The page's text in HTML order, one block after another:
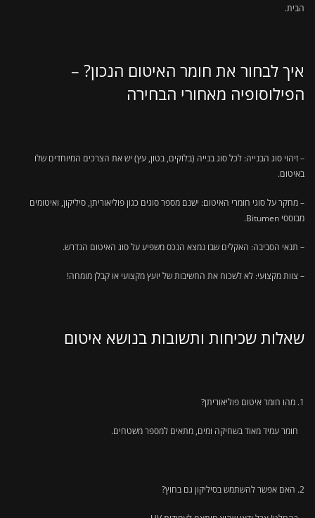
הבית.
איך לבחור את חומר האיטום הנכון? –
הפילוסופיה מאחורי הבחירה
– זיהוי סוג הבנייה: לכל סוג בנייה (בלוקים, בטון, עץ) יש את הצרכים המיוחדים שלו
באיטום.
– מחקר על סוגי חומרי האיטום: ישנם מספר סוגים כגון פוליאוריתן, סיליקון, ואיטומים
מבוססי Bitumen.
– תנאי הסביבה: האקלים שבו נמצא הנכס משפיע על סוג האיטום הנדרש.
– צוות מקצועי: לא לשכוח את החשיבות של יועץ מקצועי או קבלן מומחה!
שאלות שכיחות ותשובות בנושא איטום
מהו חומר איטום פוליאוריתן?
חומר עמיד מאוד בשחיקה ומים, מתאים למספר משטחים.
האם אפשר להשתמש בסיליקון גם בחוץ?